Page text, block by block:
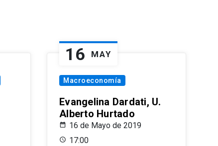
16 MAY
Macroeconomía
Evangelina Dardati, U.
Alberto Hurtado
16 de Mayo de 2019
17:00